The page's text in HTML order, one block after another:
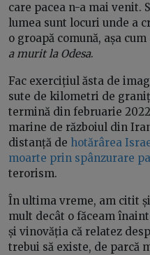
care pacea n-a mai venit.
lumea sunt locuri unde a
o groapă comună, așa
a murit la Odesa.
Fac exercițiul ăsta de
sute de kilometri de
termină din februarie
marine de războiul din
distanță de hotărârea
moarte prin spânzurare
terorism.
În ultima vreme, am citit
mult decât o făceam
și vinovăția că relatez
trebui să existe, de parcă